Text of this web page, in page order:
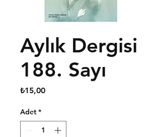
Aylık Dergisi
188. Sayı
₺15,00Fiyat
Adet *